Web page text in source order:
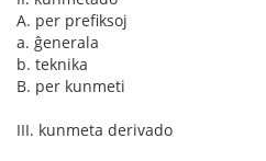
A. per prefiksoj
a. ĝenerala
b. teknika
B. per kunmeti
III. kunmeta derivado